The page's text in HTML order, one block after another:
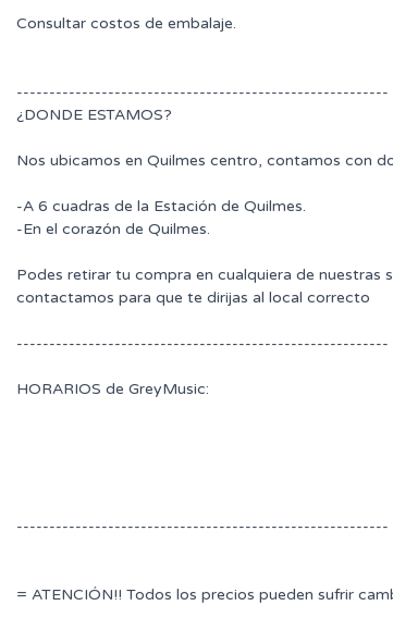
Consultar costos de embalaje.
---------------------------------------------------------
¿DONDE ESTAMOS?
Nos ubicamos en Quilmes centro, contamos con
-A 6 cuadras de la Estación de Quilmes.
-En el corazón de Quilmes.
Podes retirar tu compra en cualquiera de nuestras
contactamos para que te dirijas al local correcto
---------------------------------------------------------
HORARIOS de GreyMusic:
---------------------------------------------------------
= ATENCIÓN!! Todos los precios pueden sufrir